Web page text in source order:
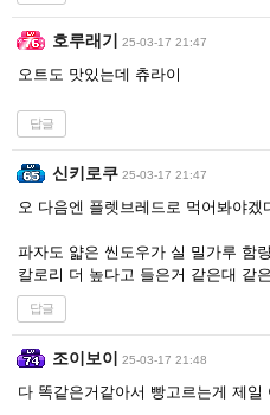
호루래기 25-03-17 21:47
오트도 맛있는데 츄라이
답글
신키로쿠 25-03-17 21:47
오 다음엔 플렛브레드로 먹어봐야겠
파자도 얇은 씬도우가 실 밀가루 함
칼로리 더 높다고 들은거 같은대 같
답글
조이보이 25-03-17 21:48
다 똑같은거같아서 빵고르는게 제일